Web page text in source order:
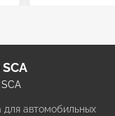
автомобильных